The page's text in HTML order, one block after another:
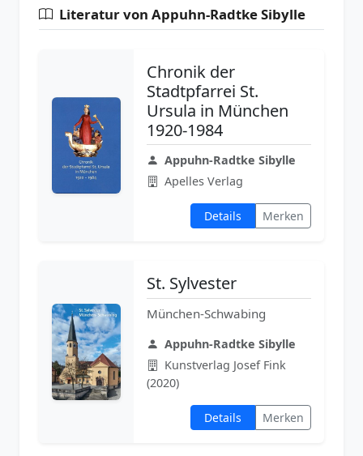
Literatur von Appuhn-Radtke Sibylle
Chronik der
Stadtpfarrei St.
Ursula in München
1920-1984
Appuhn-Radtke Sibylle
Apelles Verlag
Details Merken
St. Sylvester
München-Schwabing
Appuhn-Radtke Sibylle
Kunstverlag Josef Fink
(2020)
Details Merken